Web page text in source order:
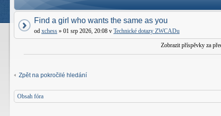
Find a girl who wants the same as you
od xchess » 01 srp 2026, 20:08 v Technické dotazy ZWCADu
Zobrazit příspěvky za
Zpět na pokročilé hledání
Obsah fóra